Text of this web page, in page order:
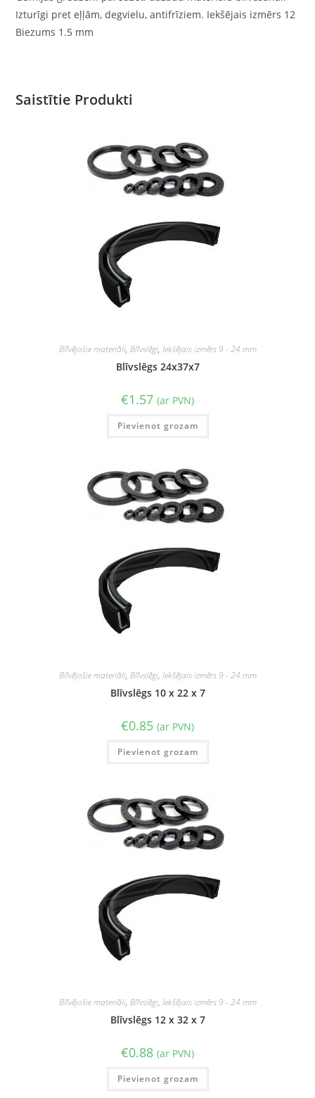
Izturīgi pret eļļām, degvielu, antifrīziem. Iekšējais izmērs 12
Biezums 1.5 mm
Saistītie Produkti
Blīvējošie materiāli, Blīvslēgi, Iekšējais izmērs 9 - 24 mm
Blīvslēgs 24x37x7
€1.57 (ar PVN)
Pievienot grozam
Blīvējošie materiāli, Blīvslēgi, Iekšējais izmērs 9 - 24 mm
Blīvslēgs 10 x 22 x 7
€0.85 (ar PVN)
Pievienot grozam
Blīvējošie materiāli, Blīvslēgi, Iekšējais izmērs 9 - 24 mm
Blīvslēgs 12 x 32 x 7
€0.88 (ar PVN)
Pievienot grozam